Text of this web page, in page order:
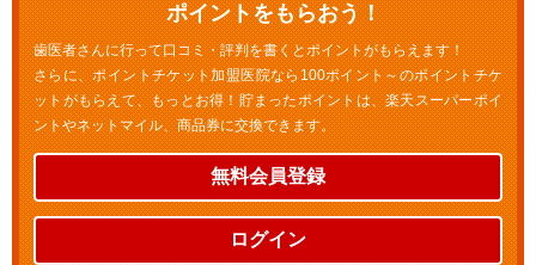
ポイントをもらおう！
歯医者さんに行って口コミ・評判を書くとポイントがもらえます！
さらに、ポイントチケット加盟医院なら100ポイント～のポイントチケ
ットがもらえて、もっとお得！貯まったポイントは、楽天スーパーポイ
ントやネットマイル、商品券に交換できます。
無料会員登録
ログイン